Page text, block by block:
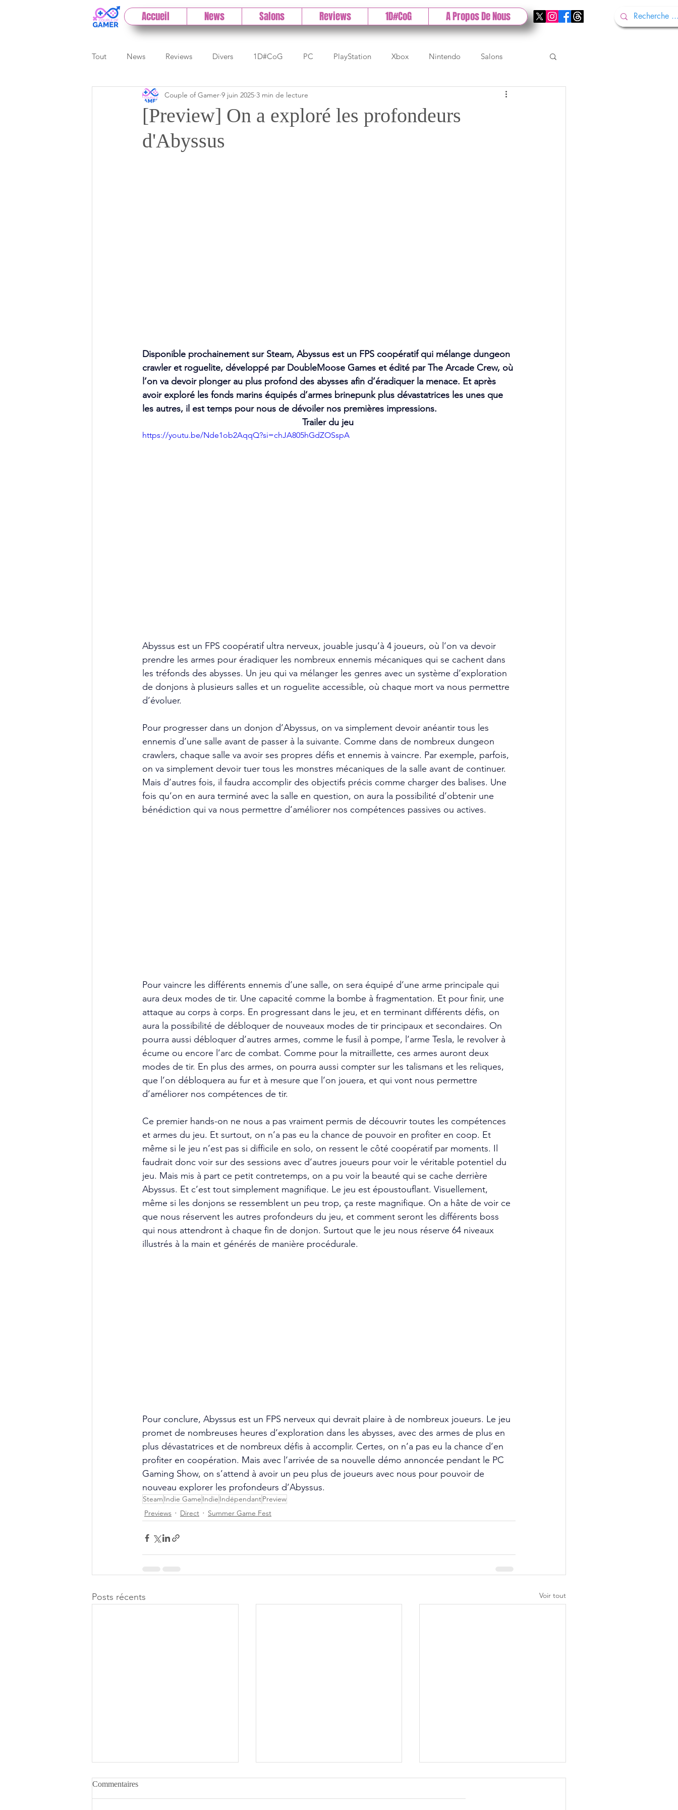
Accueil News Salons Reviews 1D#CoG A Propos De Nous
Tout News Reviews Divers 1D#CoG PC PlayStation Xbox Nintendo Salons
Previews Cloud Test indé DLC Gamescom
Paris Games Week
[Preview] On a exploré les profondeurs
d'Abyssus
Couple of Gamer 9 juin 2025 3 min de lecture
Disponible prochainement sur Steam, Abyssus est un FPS coopératif qui mélange dungeon
crawler et roguelite, développé par DoubleMoose Games et édité par The Arcade Crew, où
l’on va devoir plonger au plus profond des abysses afin d’éradiquer la menace. Et après
avoir exploré les fonds marins équipés d’armes brinepunk plus dévastatrices les unes que
les autres, il est temps pour nous de dévoiler nos premières impressions.
Trailer du jeu
https://youtu.be/Nde1ob2AqqQ?si=chJA805hGdZOSspA
Abyssus est un FPS coopératif ultra nerveux, jouable jusqu’à 4 joueurs, où l’on va devoir
prendre les armes pour éradiquer les nombreux ennemis mécaniques qui se cachent dans
les tréfonds des abysses. Un jeu qui va mélanger les genres avec un système d’exploration
de donjons à plusieurs salles et un roguelite accessible, où chaque mort va nous permettre
d’évoluer.
Pour progresser dans un donjon d’Abyssus, on va simplement devoir anéantir tous les
ennemis d’une salle avant de passer à la suivante. Comme dans de nombreux dungeon
crawlers, chaque salle va avoir ses propres défis et ennemis à vaincre. Par exemple, parfois,
on va simplement devoir tuer tous les monstres mécaniques de la salle avant de continuer.
Mais d’autres fois, il faudra accomplir des objectifs précis comme charger des balises. Une
fois qu’on en aura terminé avec la salle en question, on aura la possibilité d’obtenir une
bénédiction qui va nous permettre d’améliorer nos compétences passives ou actives.
Pour vaincre les différents ennemis d’une salle, on sera équipé d’une arme principale qui
aura deux modes de tir. Une capacité comme la bombe à fragmentation. Et pour finir, une
attaque au corps à corps. En progressant dans le jeu, et en terminant différents défis, on
aura la possibilité de débloquer de nouveaux modes de tir principaux et secondaires. On
pourra aussi débloquer d’autres armes, comme le fusil à pompe, l’arme Tesla, le revolver à
écume ou encore l’arc de combat. Comme pour la mitraillette, ces armes auront deux
modes de tir. En plus des armes, on pourra aussi compter sur les talismans et les reliques,
que l’on débloquera au fur et à mesure que l’on jouera, et qui vont nous permettre
d’améliorer nos compétences de tir.
Ce premier hands-on ne nous a pas vraiment permis de découvrir toutes les compétences
et armes du jeu. Et surtout, on n’a pas eu la chance de pouvoir en profiter en coop. Et
même si le jeu n’est pas si difficile en solo, on ressent le côté coopératif par moments. Il
faudrait donc voir sur des sessions avec d’autres joueurs pour voir le véritable potentiel du
jeu. Mais mis à part ce petit contretemps, on a pu voir la beauté qui se cache derrière
Abyssus. Et c’est tout simplement magnifique. Le jeu est époustouflant. Visuellement,
même si les donjons se ressemblent un peu trop, ça reste magnifique. On a hâte de voir ce
que nous réservent les autres profondeurs du jeu, et comment seront les différents boss
qui nous attendront à chaque fin de donjon. Surtout que le jeu nous réserve 64 niveaux
illustrés à la main et générés de manière procédurale.
Pour conclure, Abyssus est un FPS nerveux qui devrait plaire à de nombreux joueurs. Le jeu
promet de nombreuses heures d’exploration dans les abysses, avec des armes de plus en
plus dévastatrices et de nombreux défis à accomplir. Certes, on n’a pas eu la chance d’en
profiter en coopération. Mais avec l’arrivée de sa nouvelle démo annoncée pendant le PC
Gaming Show, on s’attend à avoir un peu plus de joueurs avec nous pour pouvoir de
nouveau explorer les profondeurs d’Abyssus.
Steam Indie Game Indie IndépendantPreview
Previews
Direct Summer Game Fest
Posts récents Voir tout
Commentaires